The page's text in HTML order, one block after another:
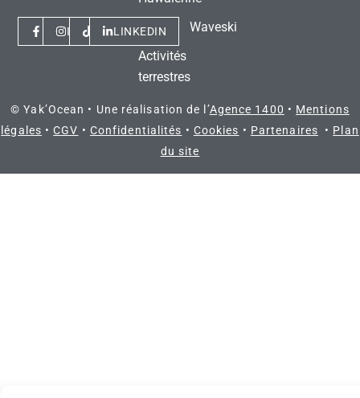
FACEBOOK
INSTAGRAM
TIKTOK
LINKEDIN
Waveski
Activités
terrestres
© Yak’Ocean • Une réalisation de l’Agence 1400 • Mentions
légales •CGV • Confidentialités • Cookies • Partenaires • Plan
du site